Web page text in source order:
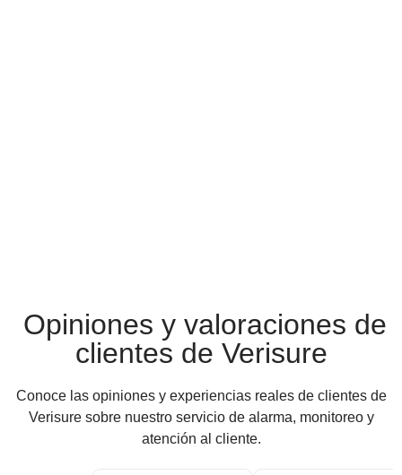
Opiniones y valoraciones de
clientes de Verisure
Conoce las opiniones y experiencias reales de clientes de
Verisure sobre nuestro servicio de alarma, monitoreo y
atención al cliente.